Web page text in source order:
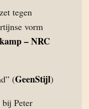
tegen
vorm
– NRC
(GeenStijl)
Peter